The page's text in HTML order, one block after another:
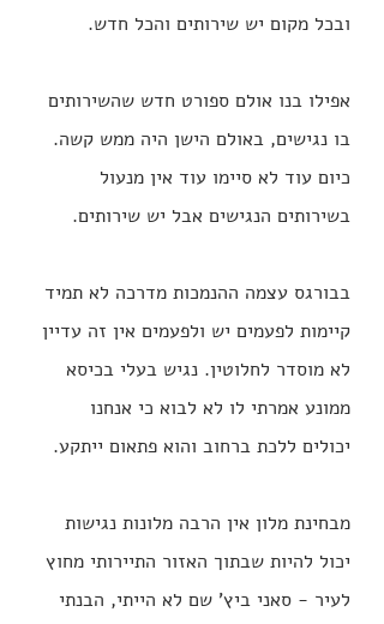
ובכל מקום יש שירותים והכל חדש.
אפילו בנו אולם ספורט חדש שהשירותים
בו נגישים, באולם הישן היה ממש קשה.
כיום עוד לא סיימו עוד אין מנעול
בשירותים הנגישים אבל יש שירותים.
בבורגס עצמה ההנמכות מדרכה לא תמיד
קיימות לפעמים יש ולפעמים אין זה עדיין
לא מוסדר לחלוטין. נגיש בעלי בכיסא
ממונע אמרתי לו לא לבוא כי אנחנו
יכולים ללכת ברחוב והוא פתאום ייתקע.
מבחינת מלון אין הרבה מלונות נגישות
יכול להיות שבתוך האזור התיירותי מחוץ
לעיר - סאני ביץ' שם לא הייתי, הבנתי